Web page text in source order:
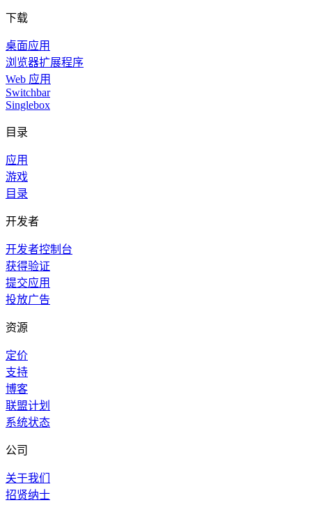
下载
桌面应用
浏览器扩展程序
Web 应用
Switchbar
Singlebox
目录
应用
游戏
目录
开发者
开发者控制台
获得验证
提交应用
投放广告
资源
定价
支持
博客
联盟计划
系统状态
公司
关于我们
招贤纳士